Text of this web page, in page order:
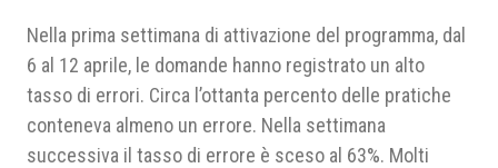
Nella prima settimana di attivazione del programma, dal
6 al 12 aprile, le domande hanno registrato un alto
tasso di errori. Circa l’ottanta percento delle pratiche
conteneva almeno un errore. Nella settimana
successiva il tasso di errore è sceso al 63%. Molti